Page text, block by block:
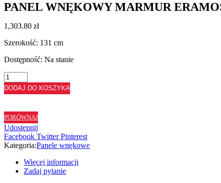
PANEL WNĘKOWY MARMUR
1,303.80 zł
Szerokość: 131 cm
Dostępność: Na stanie
ilość
PANEL
WNĘKOWY
ERAMOSA
JADE
F141
ST15
-
DODAJ DO KOSZYKA
PORÓWNAJ
Udostępnij
Facebook Twitter Pinterest
Kategoria:Panele wnękowe
Więcej informacji
Zadaj pytanie